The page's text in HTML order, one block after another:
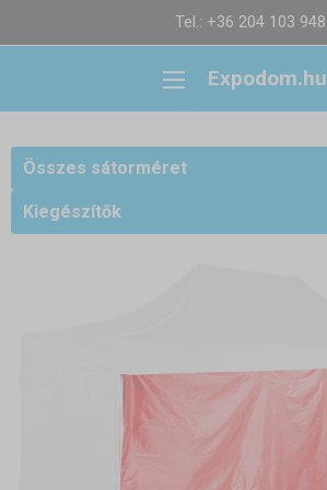
Tel.: +36 204 103 948
Expodom.hu
Összes sátorméret
Kiegészítők